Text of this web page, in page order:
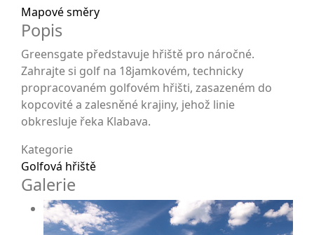
Mapové směry
Popis
Greensgate představuje hřiště pro náročné.
Zahrajte si golf na 18jamkovém, technicky
propracovaném golfovém hřišti, zasazeném do
kopcovité a zalesněné krajiny, jehož linie
obkresluje řeka Klabava.
Kategorie
Golfová hřiště
Galerie